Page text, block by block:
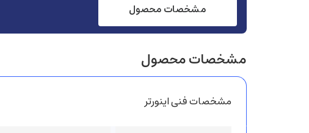
مشخصات محصول
مشخصات محصول
مشخصات فنی اینورتر